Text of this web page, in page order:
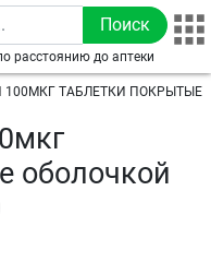
расстоянию до аптеки
100МКГ ТАБЛЕТКИ
оболочкой